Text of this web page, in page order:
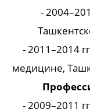
-
- 2011–2014
медицине,
- 2009–2011